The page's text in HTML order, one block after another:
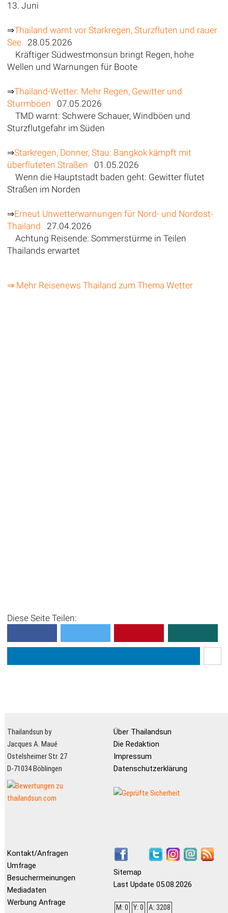
13. Juni
⇒Thailand warnt vor Starkregen, Sturzfluten und rauer
See28.05.2026
Kräftiger Südwestmonsun bringt Regen, hohe
Wellen und Warnungen für Boote
⇒Thailand-Wetter: Mehr Regen, Gewitter und
Sturmböen 07.05.2026
TMD warnt: Schwere Schauer, Windböen und
Sturzflutgefahr im Süden
⇒Starkregen, Donner, Stau: Bangkok kämpft mit
überfluteten Straßen 01.05.2026
Wenn die Hauptstadt baden geht: Gewitter flutet
Straßen im Norden
⇒Erneut Unwetterwarnungen für Nord- und Nordost-
Thailand 27.04.2026
Achtung Reisende: Sommerstürme in Teilen
Thailands erwartet
⇒ Mehr Reisenews Thailand zum Thema Wetter
Diese Seite Teilen:
Thailandsun by
Jacques A. Maué
Ostelsheimer Str. 27
D-71034 Böblingen
Über Thailandsun
Die Redaktion
Impressum
Datenschutzerklärung
Kontakt/Anfragen
Umfrage
Besuchermeinungen
Mediadaten
Werbung Anfrage
Sitemap
Last Update 05.08.2026
M: 0 Y: 0 A: 3208